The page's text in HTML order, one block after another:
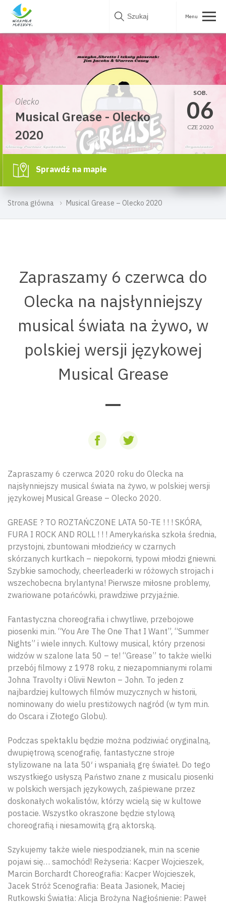
Skip
Strona główna Musical Grease – Olecko 2020
Olecko
Musical Grease - Olecko
2020
SOB.
06
CZE 2020
Sprawdź na mapie
Zapraszamy 6 czerwca do
Olecka na najsłynniejszy
musical świata na żywo, w
polskiej wersji językowej
Musical Grease
Zapraszamy 6 czerwca 2020 roku do Olecka na
najsłynniejszy musical świata na żywo, w polskiej wersji
językowej Musical Grease – Olecko 2020.
GREASE ? TO ROZTAŃCZONE LATA 50-TE ! ! ! SKÓRA,
FURA I ROCK AND ROLL ! ! ! Amerykańska szkoła średnia,
przystojni, zbuntowani młodzieńcy w czarnych
skórzanych kurtkach – niepokorni, typowi młodzi gniewni.
Szybkie samochody, cheerleaderki w różowych strojach i
wszechobecna brylantyna! Pierwsze miłosne problemy,
zwariowane potańcówki, prawdziwe przyjaźnie.
Fantastyczna choreografia i chwytliwe, przebojowe
piosenki m.in. “You Are The One That I Want”, “Summer
Nights” i wiele innych. Kultowy musical, który przenosi
widzów w szalone lata 50 – te! “Grease” to także wielki
przebój filmowy z 1978 roku, z niezapomnianymi rolami
Johna Travolty i Olivii Newton – John. To jeden z
najbardziej kultowych filmów muzycznych w historii,
nominowany do wielu prestiżowych nagród (w tym m.in.
do Oscara i Złotego Globu).
Podczas spektaklu będzie można podziwiać oryginalną,
dwupiętrową scenografię, fantastyczne stroje
stylizowane na lata 50′ i wspaniałą grę świateł. Do tego
wszystkiego usłyszą Państwo znane z musicalu piosenki
w polskich wersjach językowych, zaśpiewane przez
doskonałych wokalistów, którzy wcielą się w kultowe
postacie. Wszystko okraszone będzie stylową
choreografią i niesamowitą grą aktorską.
Szykujemy także wiele niespodzianek, m.in na scenie
pojawi się… samochód! Reżyseria: Kacper Wojcieszek,
Marcin Borchardt Choreografia: Kacper Wojcieszek,
Jacek Stróż Scenografia: Beata Jasionek, Maciej
Rutkowski Światła: Alicja Brożyna Nagłośnienie: Paweł